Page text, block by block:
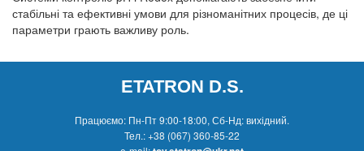
стабільні та ефективні умови для різноманітних процесів, де ці
параметри грають важливу роль.
ETATRON D.S.
Працюємо: Пн-Пт 9:00-18:00, Сб-Нд: вихідний.
Тел.:+38 (067) 360-85-22